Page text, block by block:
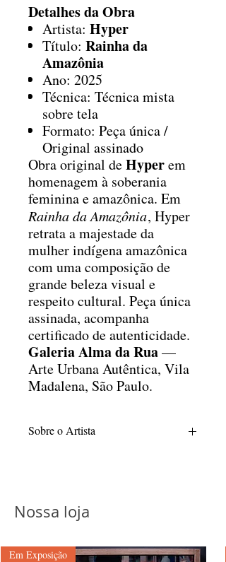
Detalhes da Obra
Artista: Hyper
Título: Rainha da
Amazônia
Ano: 2025
Técnica: Técnica mista
sobre tela
Formato: Peça única /
Original assinado
Obra original deHyperem
homenagem à soberania
feminina e amazônica. Em
Rainha da Amazônia, Hyper
retrata a majestade da
mulher indígena amazônica
com uma composição de
grande beleza visual e
respeito cultural. Peça única
assinada, acompanha
certificado de autenticidade.
Galeria Alma da Rua—
Arte Urbana Autêntica, Vila
Madalena, São Paulo.
Sobre o Artista
Nossa loja
Em Exposição